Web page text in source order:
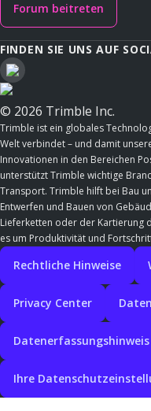
Forum beitreten
FINDEN SIE UNS AUF
© 2026 Trimble Inc.
Trimble ist ein globales
Welt verbindet – und damit
Innovationen in den Bereichen
unterstützt Trimble wichtige
Transport. Trimble hilft bei Bau
Entwerfen und Bauen von
Lieferketten oder der Kartierung
es um Produktivität und
Rechtliche Hinweise
Privacy Center
Ihre